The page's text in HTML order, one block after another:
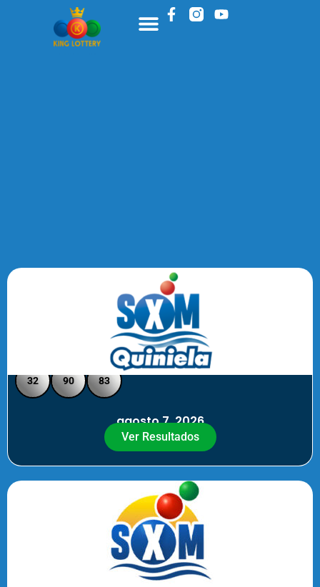
Quiniela SXM - Medio Día
32 90 83
agosto 7, 2026
Ver Resultados
SXM Medio día - Pick 3 Pick 4